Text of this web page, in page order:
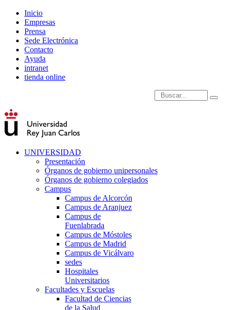
Inicio
Empresas
Prensa
Sede Electrónica
Contacto
Ayuda
intranet
tienda online
Introduce términos de
UNIVERSIDAD
Presentación
Órganos de gobierno unipersonales
Órganos de gobierno colegiados
Campus
Campus de Alcorcón
Campus de Aranjuez
Campus de
Fuenlabrada
Campus de Móstoles
Campus de Madrid
Campus de Vicálvaro
sedes
Hospitales
Universitarios
Facultades y Escuelas
Facultad de Ciencias
de la Salud